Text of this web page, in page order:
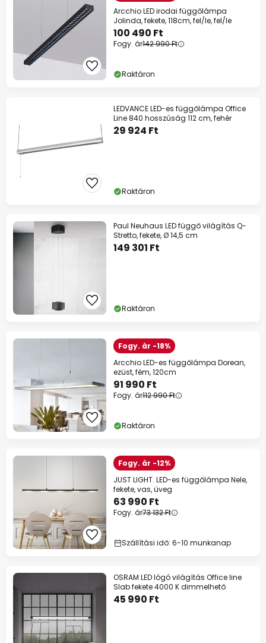
Arcchio LED irodai függőlámpa
Jolinda, fekete, 118cm, fel/le, fel/le
100 490 Ft
Fogy. ár142 990 Ft
Raktáron
LEDVANCE LED-es függőlámpa Office
Line 840 hosszúság 112 cm, fehér
29 924 Ft
Raktáron
Paul Neuhaus LED függő világítás Q-
Stretto, fekete, Ø 14,5 cm
149 301 Ft
Raktáron
Fogy. ár -18%
Arcchio LED-es függőlámpa Dorean,
ezüst, fém, 120cm
91 990 Ft
Fogy. ár112 990 Ft
Raktáron
Fogy. ár -12%
JUST LIGHT. LED-es függőlámpa Nele,
fekete, vas, üveg
63 990 Ft
Fogy. ár73 132 Ft
Szállítási idő: 6-10 munkanap
OSRAM LED lógó világítás Office line
Slab fekete 4000 K dimmelhető
45 990 Ft